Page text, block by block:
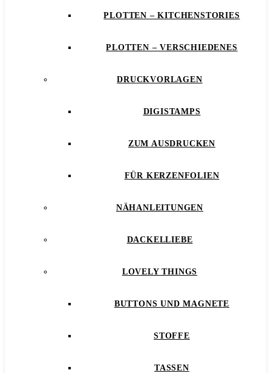
PLOTTEN – KITCHENSTORIES
PLOTTEN – VERSCHIEDENES
DRUCKVORLAGEN
DIGISTAMPS
ZUM AUSDRUCKEN
FÜR KERZENFOLIEN
NÄHANLEITUNGEN
DACKELLIEBE
LOVELY THINGS
BUTTONS UND MAGNETE
STOFFE
TASSEN